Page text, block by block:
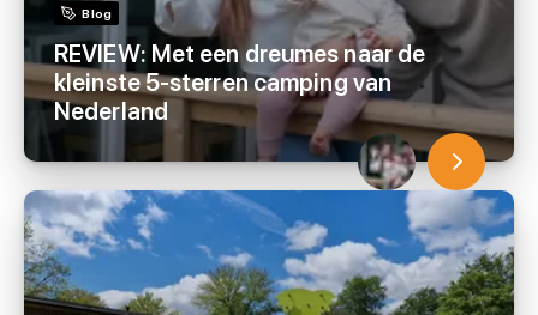
Blog
REVIEW: Met een dreumes naar de
kleinste 5-sterren camping van
Nederland